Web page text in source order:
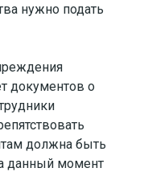
нужно подать
документов о
должна быть
данный момент